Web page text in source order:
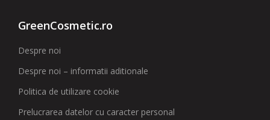
GreenCosmetic.ro
Despre noi
Despre noi – informatii aditionale
Politica de utilizare cookie
Prelucrarea datelor cu caracter personal